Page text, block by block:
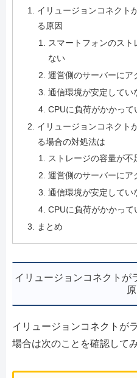
イリュージョンコネクト
る原因
スマートフォンのス
ない
運営側のサーバーにア
通信環境が安定してい
CPUに負荷がかかって
イリュージョンコネクト
る場合の対処法は
ストレージの容量が不
運営側のサーバーにア
通信環境が安定してい
CPUに負荷がかかって
まとめ
イリュージョンコネクトが
イリュージョンコネクトが
場合は次のことを確認して